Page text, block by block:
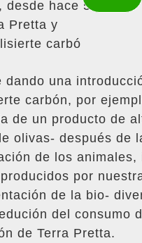
desde hace 5 anios:
Pretta y
carbó
dando una
carbón, por
de un producto de
olivas- después de
de los
por
de la bio-
del consumo
de Terra Pretta.